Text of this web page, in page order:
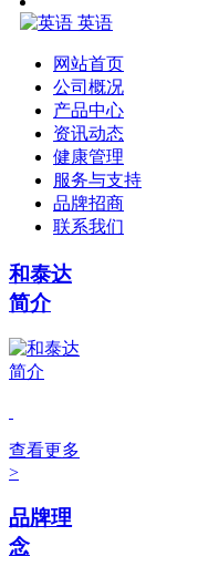
英语
网站首页
公司概况
产品中心
资讯动态
健康管理
服务与支持
品牌招商
联系我们
和泰达
简介
查看更多
>
品牌理
念